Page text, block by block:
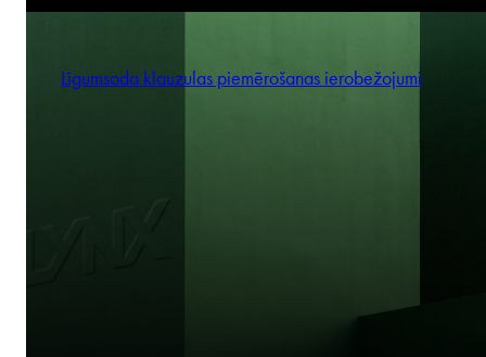
Līgumsoda klauzulas piemērošanas ierobežojumi